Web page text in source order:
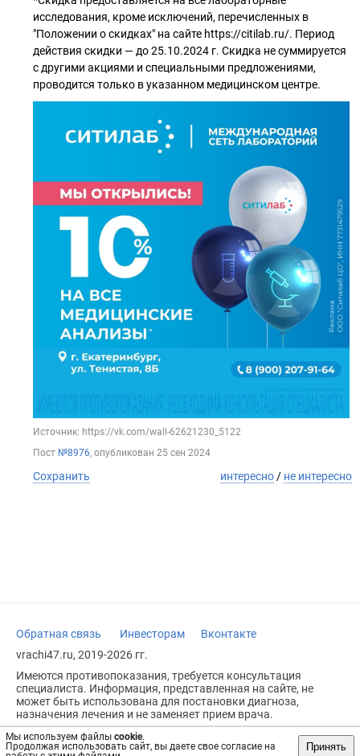
Мы используем файлы cookie.
Продолжая использовать сайт, вы даете свое согласие на
Принять
исследования, кроме исключений, перечисленных в
"Положении о скидках" на сайте https://citilab.ru/. Период
действия скидки — до 25.10.2024 г. Скидка не суммируется
с другими акциями и специальными предложениями,
проводится только в указанном медицинском центре.
Источник: https://vk.com/wall-62621230_5122
Пост №8976, опубликован 25 сен 2024
Сохранить интересно / не интересно
Обратная связь Инвесторам
Вконтакте
vrachi47.ru, 2019-2026 гг.
Имеются противопоказания, требуется консультация
специалиста. Информация, представленная на сайте, не
может быть использована для постановки диагноза,
назначения лечения и не заменяет прием врача.
Возрастное ограничение: 18+